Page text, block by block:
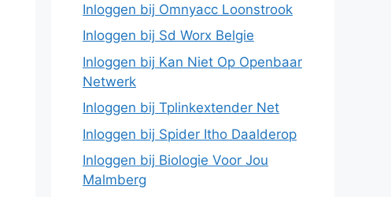
Inloggen bij Omnyacc Loonstrook
Inloggen bij Sd Worx Belgie
Inloggen bij Kan Niet Op Openbaar
Netwerk
Inloggen bij Tplinkextender Net
Inloggen bij Spider Itho Daalderop
Inloggen bij Biologie Voor Jou
Malmberg